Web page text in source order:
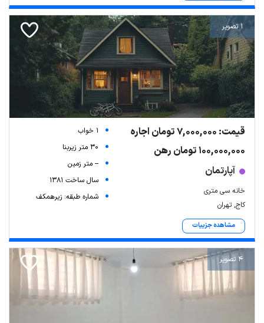
1 تصویر
قیمت: 7,000,000 تومان اجاره
100,000,000 تومان رهن
آپارتمان
خانه سی متری
کاج, تهران
مشاهده جزییات
1 خواب
30 متر زیربنا
-- متر زمین
سال ساخت 1381
شماره طبقه: زیرهمکف
4 تصویر